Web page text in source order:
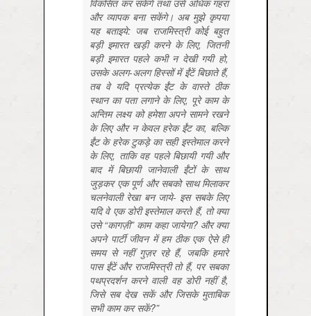
विकसित कर सकेंगे तथा उसे अधिक गहरा
और व्यापक बना सकेंगे। अब मुझे कृपया
यह बताइये: जब राजमिस्त्री कोई बहुत
बड़ी इमारत खड़ी करने के लिए, जितनी
बड़ी इमारत पहले कभी न देखी गयी हो,
उसके अलग-अलग हिस्सों में ईंटें बिछाते हैं,
तब वे यदि प्रत्येक ईंट के वास्ते ठीक
स्थान का पता लगाने के लिए, पूरे काम के
अन्तिम लक्ष्य को हमेशा अपने सामने रखने
के लिए और न केवल हरेक ईंट का, बल्कि
ईंट के हरेक टुकड़े का सही इस्तेमाल करने
के लिए, ताकि वह पहले बिछायी गयी और
बाद में बिछायी जानेवाली ईंटों के साथ
जुड़कर एक पूर्ण और सबको साथ मिलाकर
चलनेवाली रेखा बन जाये- इस सबके लिए
यदि वे एक डोरी इस्तेमाल करते हैं, तो क्या
उसे “कागज़ी” काम कहा जायेगा? और क्या
अपने पार्टी जीवन में हम ठीक एक ऐसे ही
समय से नहीं गुज़र रहे हैं, जबकि हमारे
पास ईंटें और राजमिस्त्री तो हैं, पर सबका
पथप्रदर्शन करने वाली वह डोरी नहीं है,
जिसे सब देख सकें और जिसके मुताबिक
सभी काम कर सकें?”